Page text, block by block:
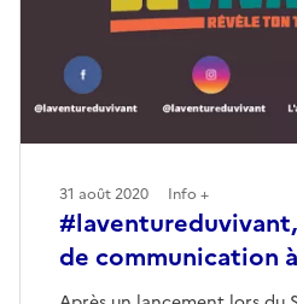
de communication
31 août 2020 Info +